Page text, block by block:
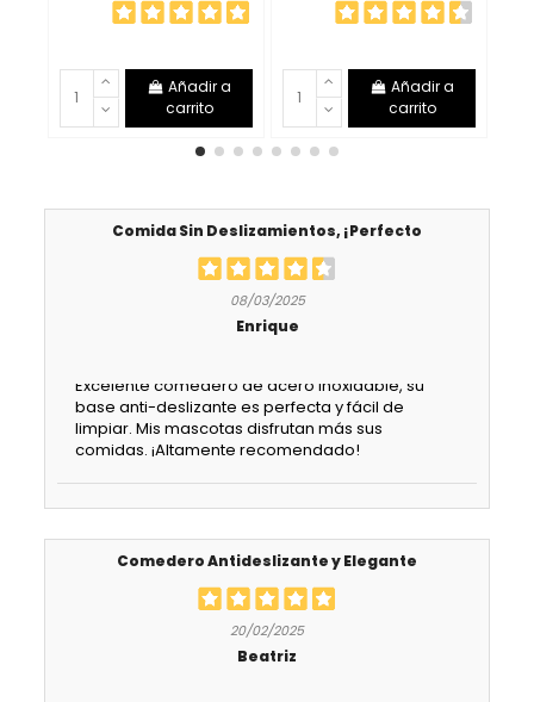
Añadir a
carrito
Añadir a
carrito
Comida Sin Deslizamientos, ¡Perfecto
08/03/2025
Enrique
Excelente comedero de acero inoxidable, su
base anti-deslizante es perfecta y fácil de
limpiar. Mis mascotas disfrutan más sus
comidas. ¡Altamente recomendado!
Comedero Antideslizante y Elegante
20/02/2025
Beatriz